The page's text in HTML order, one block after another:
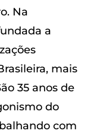
Na
a
mais
35 anos de
do
com